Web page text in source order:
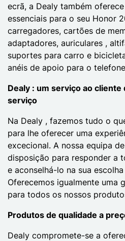
ecrã, a Dealy também
essenciais para o seu Honor
carregadores, cartões de
adaptadores, auriculares ,
suportes para carro e
anéis de apoio para o
Dealy : um serviço ao cliente
serviço
Na Dealy , fazemos tudo o
para lhe oferecer uma
excecional. A nossa equipa
disposição para responder a
e aconselhá-lo na sua
Oferecemos igualmente uma
para todos os nossos
Produtos de qualidade a
Dealy compromete-se a